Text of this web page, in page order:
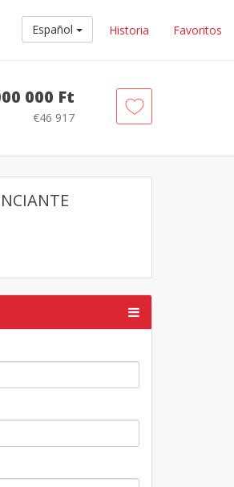
Español Historia Favoritos
000 Ft
€46 917